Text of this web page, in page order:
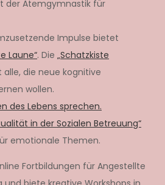
der Atemgymnastik für
Impulse bietet
Laune“. Die „Schatzkiste
alle, die neue kognitive
wollen.
des Lebens sprechen.
in der Sozialen Betreuung“
emotionale Themen.
Fortbildungen für Angestellte